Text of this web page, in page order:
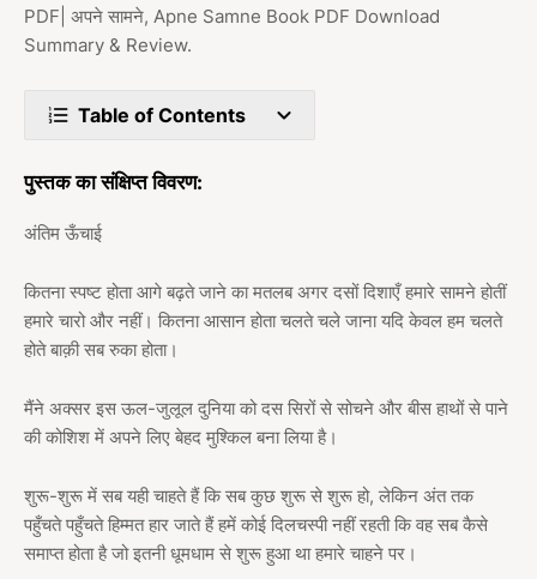
PDF| अपने सामने, Apne Samne Book PDF Download
Summary & Review.
Table of Contents
पुस्तक का संक्षिप्त विवरण:
अंतिम ऊँचाई
कितना स्पष्ट होता आगे बढ़ते जाने का मतलब अगर दसों दिशाएँ हमारे सामने होतीं
हमारे चारो और नहीं। कितना आसान होता चलते चले जाना यदि केवल हम चलते
होते बाक़ी सब रुका होता।
मैंने अक्सर इस ऊल-जुलूल दुनिया को दस सिरों से सोचने और बीस हाथों से पाने
की कोशिश में अपने लिए बेहद मुश्किल बना लिया है।
शुरू-शुरू में सब यही चाहते हैं कि सब कुछ शुरू से शुरू हो, लेकिन अंत तक
पहुँचते पहुँचते हिम्मत हार जाते हैं हमें कोई दिलचस्पी नहीं रहती कि वह सब कैसे
समाप्त होता है जो इतनी धूमधाम से शुरू हुआ था हमारे चाहने पर।